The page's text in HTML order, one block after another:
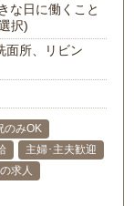
な日に働くこと
択)
面所、リビン
のみOK
主婦･主夫歓迎
求人